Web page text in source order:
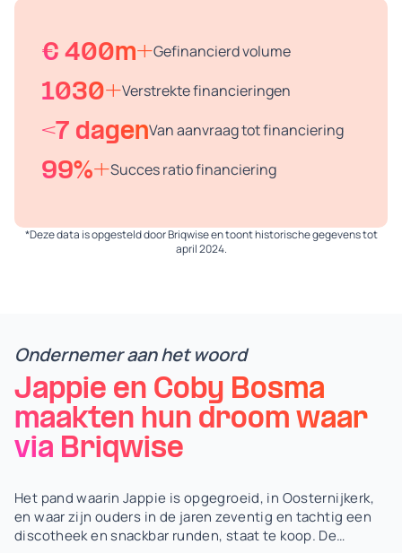
€ 400m+Gefinancierd volume
1030+Verstrekte financieringen
<7 dagenVan aanvraag tot financiering
99%+Succes ratio financiering
*Deze data is opgesteld door Briqwise en toont historische gegevens tot
april 2024.
Ondernemer aan het woord
Jappie en Coby Bosma
maakten hun droom waar
via Briqwise
Het pand waarin Jappie is opgegroeid, in Oosternijkerk,
en waar zijn ouders in de jaren zeventig en tachtig een
discotheek en snackbar runden, staat te koop. De